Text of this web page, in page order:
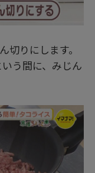
りにします。
う間に、みじん